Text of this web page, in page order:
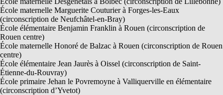
École maternelle Marguerite Couturier à Forges-les-Eaux
(circonscription de Neufchâtel-en-Bray)
École élémentaire Benjamin Franklin à Rouen (circonscription de
Rouen centre)
École maternelle Honoré de Balzac à Rouen (circonscription de Rouen
centre)
École élémentaire Jean Jaurès à Oissel (circonscription de Saint-
Étienne-du-Rouvray)
École primaire Jehan le Povremoyne à Valliquerville en élémentaire
(circonscription d’Yvetot)